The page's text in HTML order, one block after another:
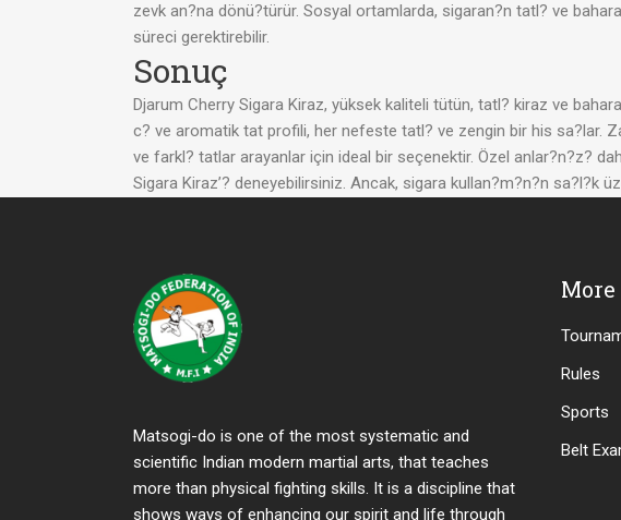
zevk an?na dönü?türür. Sosyal ortamlarda, sigaran?n tatl? ve
süreci gerektirebilir.
Sonuç
Djarum Cherry Sigara Kiraz, yüksek kaliteli tütün, tatl? kiraz ve
c? ve aromatik tat profili, her nefeste tatl? ve zengin bir his sa?lar.
ve farkl? tatlar arayanlar için ideal bir seçenektir. Özel anlar?n?z?
Sigara Kiraz’? deneyebilirsiniz. Ancak, sigara kullan?m?n?n sa?l?k
Matsogi-do is one of the most systematic and
scientific Indian modern martial arts, that teaches
more than physical fighting skills. It is a discipline that
shows ways of enhancing our spirit and life through
Rules
Sports
Belt